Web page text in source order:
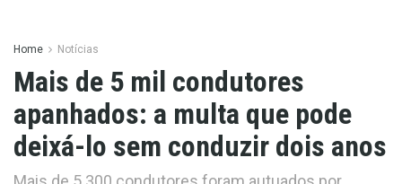
Home Notícias
Mais de 5 mil condutores
apanhados: a multa que pode
deixá-lo sem conduzir dois anos